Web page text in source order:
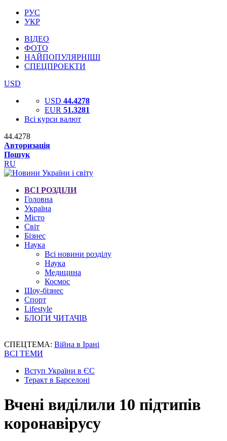
РУС
УКР
ВІДЕО
ФОТО
НАЙПОПУЛЯРНІШІ
СПЕЦПРОЕКТИ
USD
USD 44.4278
EUR 51.3281
Всі курси валют
44.4278
Авторизація
Пошук
RU
ВСІ РОЗДІЛИ
Головна
Україна
Місто
Світ
Бізнес
Наука
Всі новини розділу
Наука
Медицина
Космос
Шоу-бізнес
Спорт
Lifestyle
БЛОГИ ЧИТАЧІВ
СПЕЦТЕМА: Війна в Ірані
ВСІ ТЕМИ
Вступ України в ЄС
Теракт в Барселоні
Вчені виділили 10 підтипів
коронавірусу